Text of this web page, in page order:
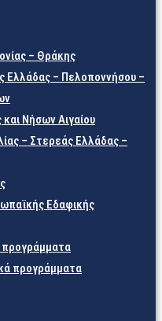
– Θράκης
Ελλάδας – Πελοποννήσου –
Νήσων Αιγαίου
– Στερεάς Ελλάδας –
Εδαφικής
προγράμματα
προγράμματα